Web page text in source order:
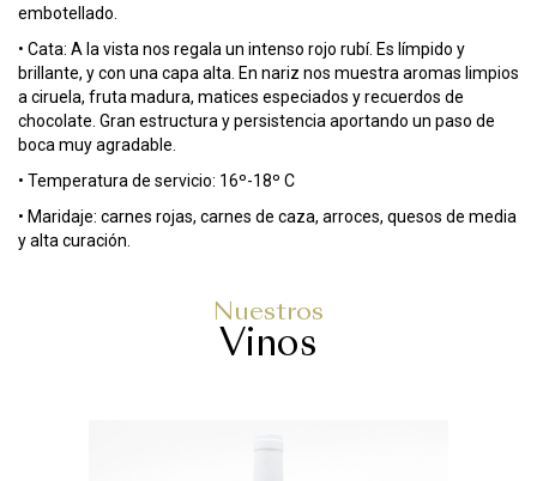
embotellado.
• Cata: A la vista nos regala un intenso rojo rubí. Es límpido y
brillante, y con una capa alta. En nariz nos muestra aromas limpios
a ciruela, fruta madura, matices especiados y recuerdos de
chocolate. Gran estructura y persistencia aportando un paso de
boca muy agradable.
• Temperatura de servicio: 16º-18º C
• Maridaje: carnes rojas, carnes de caza, arroces, quesos de media
y alta curación.
Nuestros
Vinos